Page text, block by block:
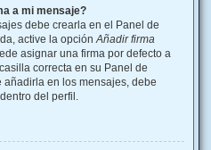
a mi mensaje?
debe crearla en el Panel de
active la opciónAñadir firma
asignar una firma por defecto a
correcta en su Panel de
en los mensajes, debe
dentro del perfil.